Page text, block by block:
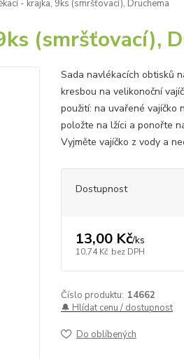
- krajka, 9ks (smršťovací), Druchema
(smršťovací),
Sada navlékacích obtisků
kresbou na velikonoční
použití: na uvařené vajíčko
položte na lžíci a ponořte
Vyjměte vajíčko z vody a
Dostupnost
13,00 Kč/ks
10,74 Kč bez DPH
Číslo produktu: 14662
🔔 Hlídat cenu / dostupnost
Do oblíbených